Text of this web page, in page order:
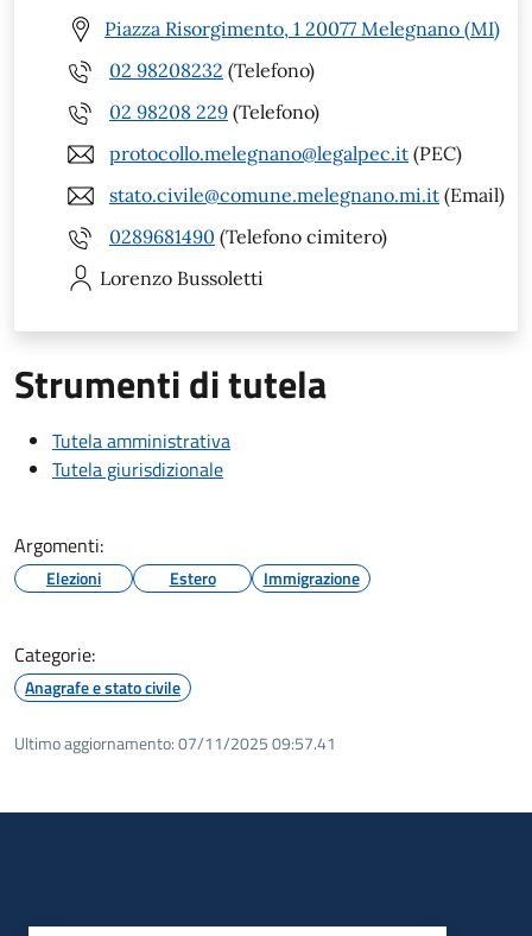
Piazza Risorgimento, 1 20077 Melegnano (MI)
02 98208232 (Telefono)
02 98208 229 (Telefono)
protocollo.melegnano@legalpec.it (PEC)
stato.civile@comune.melegnano.mi.it (Email)
0289681490 (Telefono cimitero)
Lorenzo Bussoletti
Strumenti di tutela
Tutela amministrativa
Tutela giurisdizionale
Argomenti:
Elezioni Estero Immigrazione
Categorie:
Anagrafe e stato civile
Ultimo aggiornamento:07/11/2025 09:57.41